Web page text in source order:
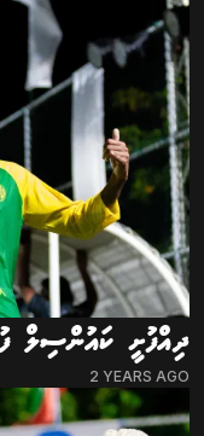
ދިއްފުށީ ކައުންސިލް ފުޓްސަލް
2 YEARS AGO